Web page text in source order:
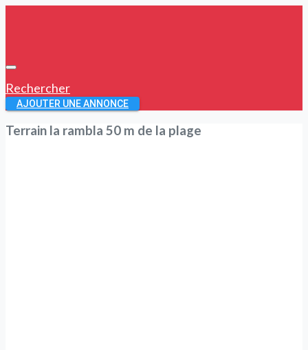
Rechercher
AJOUTER UNE ANNONCE
Terrain la rambla 50 m de la plage